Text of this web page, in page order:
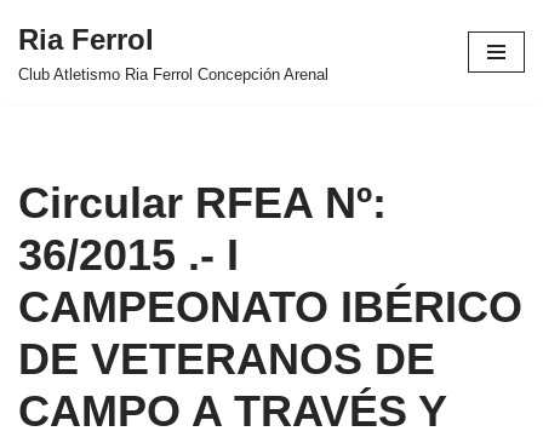
Saltar
Ria Ferrol
Club Atletismo Ria Ferrol Concepción Arenal
Circular RFEA Nº:
36/2015 .- I
CAMPEONATO IBÉRICO
DE VETERANOS DE
CAMPO A TRAVÉS Y